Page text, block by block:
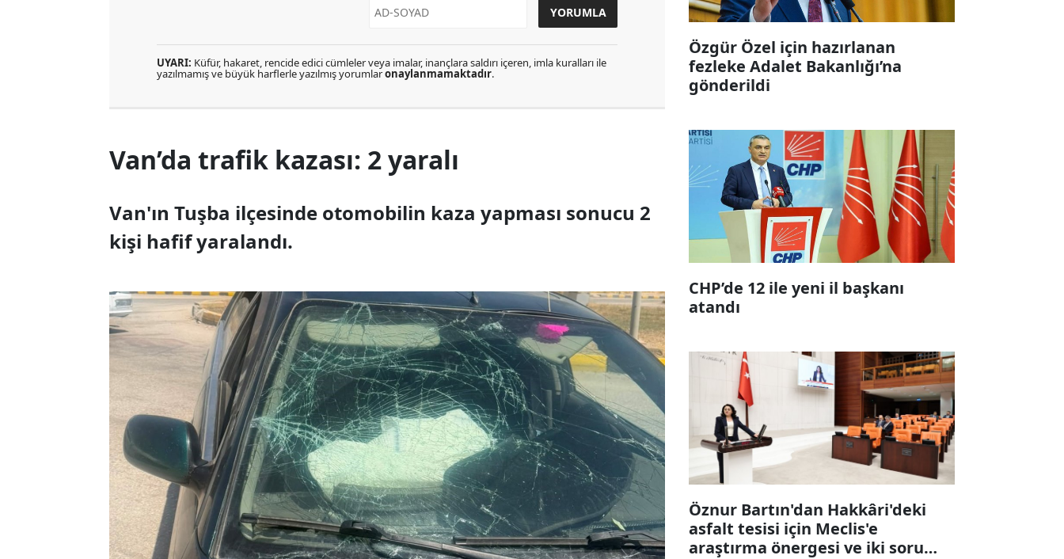
UYARI: Küfür, hakaret, rencide edici cümleler veya imalar, inançlara saldırı içeren, imla kuralları ile
yazılmamış ve büyük harflerle yazılmış yorumlaronaylanmamaktadır.
Van’da trafik kazası: 2 yaralı
Van'ın Tuşba ilçesinde otomobilin kaza yapması sonucu 2
kişi hafif yaralandı.
Özgür Özel için hazırlanan
fezleke Adalet Bakanlığı’na
gönderildi
CHP’de 12 ile yeni il başkanı
atandı
Öznur Bartın'dan Hakkâri'deki
asfalt tesisi için Meclis'e
araştırma önergesi ve iki soru